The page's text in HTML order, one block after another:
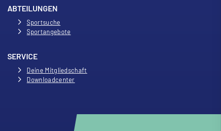
ABTEILUNGEN
Sportsuche
Sportangebote
SERVICE
Deine Mitgliedschaft
Downloadcenter